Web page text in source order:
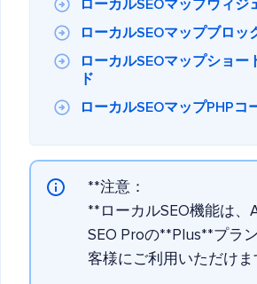
ローカルSEOマップウィジ
ローカルSEOマップブロッ
ローカルSEOマップショー
ド
ローカルSEOマップPHPコ
**注意：
**ローカルSEO機能は、
SEO Proの**Plus**プラ
客様にご利用いただけま